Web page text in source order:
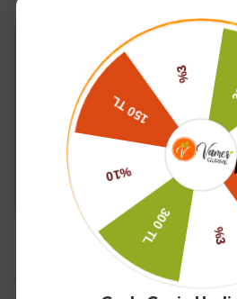
İade ve Değişim
Kargo ve Teslimat
Yorumlar